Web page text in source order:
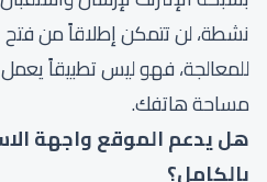
نشطة، لن تتمكن إطلاقاً من فتح
للمعالجة، فهو ليس تطبيقاً
مساحة هاتفك.
هل يدعم الموقع واجهة
بالكامل؟